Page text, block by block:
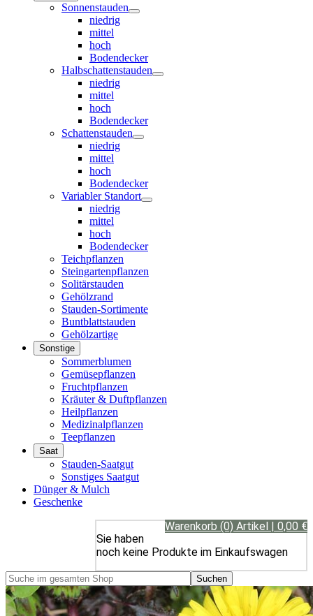
Sonnenstauden
niedrig
mittel
hoch
Bodendecker
Halbschattenstauden
niedrig
mittel
hoch
Bodendecker
Schattenstauden
niedrig
mittel
hoch
Bodendecker
Variabler Standort
niedrig
mittel
hoch
Bodendecker
Teichpflanzen
Steingartenpflanzen
Solitärstauden
Gehölzrand
Stauden-Sortimente
Buntblattstauden
Gehölzartige
Sonstige
Sommerblumen
Gemüsepflanzen
Fruchtpflanzen
Kräuter & Duftpflanzen
Heilpflanzen
Medizinalpflanzen
Teepflanzen
Saat
Stauden-Saatgut
Sonstiges Saatgut
Dünger & Mulch
Geschenke
Warenkorb (0) Artikel | 0,00 €
Sie haben
noch keine Produkte im Einkaufswagen